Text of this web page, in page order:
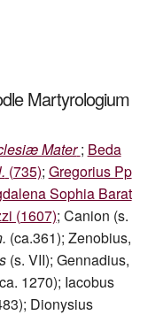
Martyrologium
Mater ; Beda
(735); Gregorius Pp
Sophia Barat
(1607); Canion (s.
(ca.361); Zenobius,
(s. VII); Gennadius,
1270); Iacobus
Dionysius